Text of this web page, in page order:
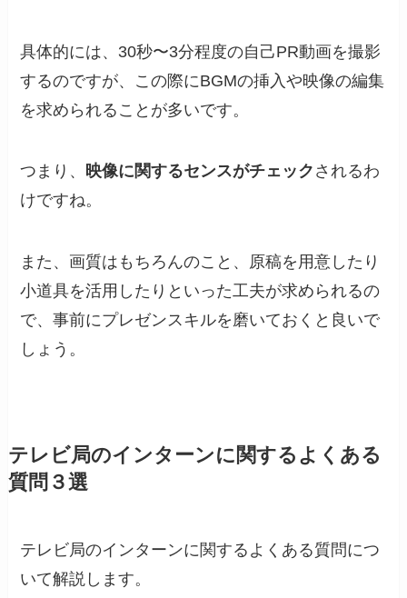
具体的には、30秒〜3分程度の自己PR動画を撮影
するのですが、この際にBGMの挿入や映像の編集
を求められることが多いです。
つまり、 映像に関するセンスがチェック されるわ
けですね。
また、画質はもちろんのこと、原稿を用意したり
小道具を活用したりといった工夫が求められるの
で、事前にプレゼンスキルを磨いておくと良いで
しょう。
テレビ局のインターンに関するよくある
質問３選
テレビ局のインターンに関するよくある質問につ
いて解説します。